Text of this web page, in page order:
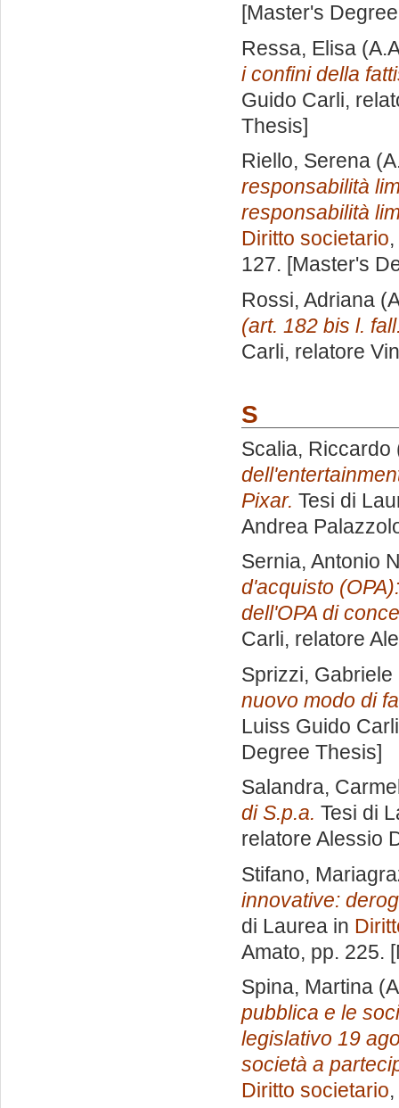
[Master's
Ressa, Elisa
i confini della
Guido Carli,
Thesis]
Riello, Serena
responsabilità
responsabilità
Diritto societario
127. [Master's
Rossi, Adriana
(art. 182 bis l.
Carli, relatore
S
Scalia, Riccardo
Pixar. Tesi di
Andrea
Sernia, Antonio
d'acquisto
dell'OPA di
Carli, relatore
Sprizzi, Gabriele
nuovo modo di
Luiss Guido
Degree Thesis]
Salandra,
di S.p.a. Tesi di
relatore Alessio
Stifano,
innovative:
di Laurea in
Amato, pp. 225.
Spina, Martina
pubblica e le
legislativo 19
società a
Diritto societario